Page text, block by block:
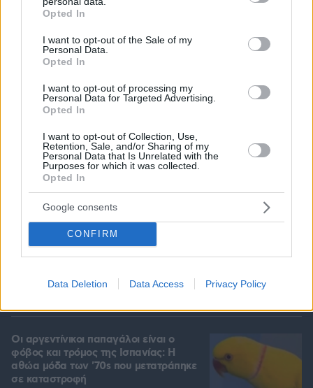
grant or deny consent to Google and its third-party tags to
use your data for below specified purposes in below Google
consent section.
Opted In
I want to opt-out of the Sale of my
Personal Data.
Opted In
I want to opt-out of processing my
Personal Data for Targeted Advertising.
Opted In
I want to opt-out of Collection, Use,
Retention, Sale, and/or Sharing of my
Personal Data that Is Unrelated with the
Purposes for which it was collected.
Opted In
Google consents
CONFIRM
Data Deletion Data Access Privacy Policy
πόλεις, χιλιάδες κοινές στιγμές
Από μαθητής, φοιτητής σε άλλη πόλη!
Συνταξιούχος μετακομίζει από τον
οίκο ευγηρίας σε κρουαζιερόπλοιο για
15 χρόνια: «Το αποφάσισα σε 10
λεπτά»
06.08.2026, 21:13
Οι αργεντίνικοι παπαγάλοι είναι ο
φόβος και τρόμος της Ισπανίας: Η
αθώα μόδα των '70s που μετατράπηκε
σε καταστροφή